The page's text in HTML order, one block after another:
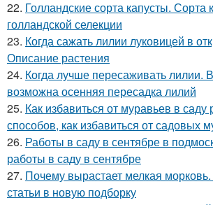
22. Голландские сорта капусты. Сорта
голландской селекции
23. Когда сажать лилии луковицей в
Описание растения
24. Когда лучше пересаживать лилии.
возможна осенняя пересадка лилий
25. Как избавиться от муравьев в саду
способов, как избавиться от садовых
26. Работы в саду в сентябре в
работы в саду в сентябре
27. Почему вырастает мелкая
статьи в новую подборку